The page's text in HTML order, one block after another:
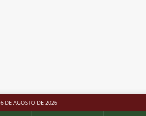
6 DE AGOSTO DE 2026